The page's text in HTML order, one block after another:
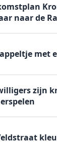
naar de
met
zijn